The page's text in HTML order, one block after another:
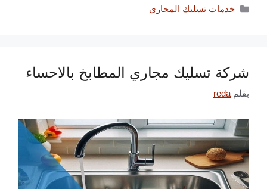
التصنيفات
خدمات تسليك المجاري
شركة تسليك مجاري المطابخ بالاحساء
بقلم reda